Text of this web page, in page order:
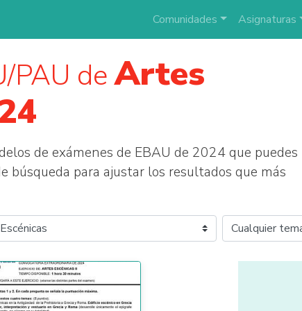
Comunidades Asignaturas
PAU deArtes
de exámenes de EBAU de 2024 que puedes
búsqueda para ajustar los resultados que más